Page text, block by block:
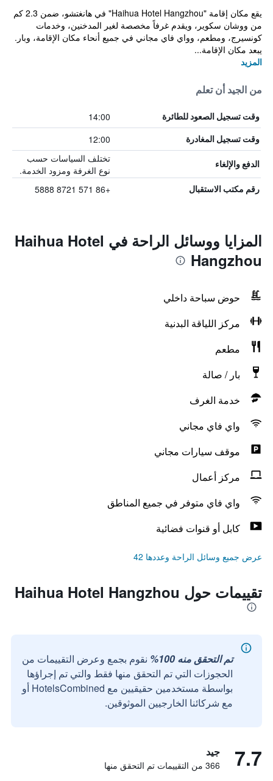
يقع مكان إقامة "Haihua Hotel Hangzhou" في هانغتشو، ضمن 2.3 كم
من ووشان سكوير، ويقدم غرفاً مخصصة لغير المدخنين، وخدمات
كونسيرج، ومطعم، وواي فاي مجاني في جميع أنحاء مكان الإقامة، وبار.
يبعد مكان الإقامة...
المزيد
من الجيد أن تعلم
وقت تسجيل الصعود للطائرة 14:00
وقت تسجيل المغادرة 12:00
الدفع والإلغاء
تختلف السياسات حسب
نوع الغرفة ومزود الخدمة.
رقم مكتب الاستقبال +86 571 8721 5888
المزايا ووسائل الراحة في Haihua Hotel
Hangzhou
حوض سباحة داخلي
مركز اللياقة البدنية
مطعم
بار / صالة
خدمة الغرف
واي فاي مجاني
موقف سيارات مجاني
مركز أعمال
واي فاي متوفر في جميع المناطق
كابل أو قنوات فضائية
عرض جميع وسائل الراحة وعددها 42
تقييمات حول Haihua Hotel Hangzhou
تم التحقق منه 100%
نقوم بجمع وعرض التقييمات من
الحجوزات التي تم التحقق منها فقط والتي تم إجراؤها
بواسطة مستخدمين حقيقيين مع HotelsCombined أو
مع شركائنا الخارجيين الموثوقين.
7.7 جيد
366 من التقييمات تم التحقق منها